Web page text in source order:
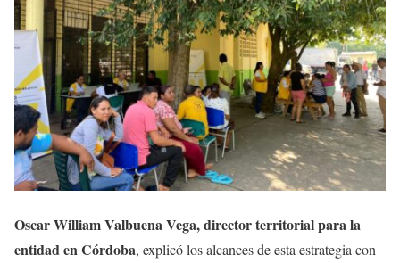
Oscar William Valbuena Vega, director territorial para la
entidad en Córdoba, explicó los alcances de esta estrategia con